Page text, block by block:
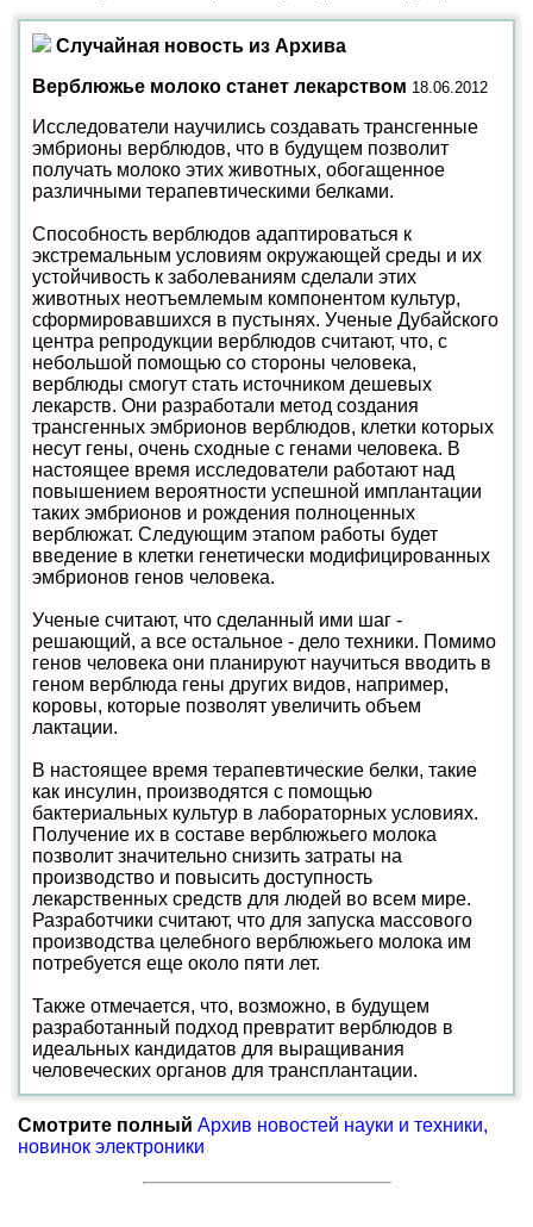
Случайная новость из Архива
Верблюжье молоко станет лекарством 18.06.2012
Исследователи научились создавать трансгенные
эмбрионы верблюдов, что в будущем позволит
получать молоко этих животных, обогащенное
различными терапевтическими белками.
Способность верблюдов адаптироваться к
экстремальным условиям окружающей среды и их
устойчивость к заболеваниям сделали этих
животных неотъемлемым компонентом культур,
сформировавшихся в пустынях. Ученые Дубайского
центра репродукции верблюдов считают, что, с
небольшой помощью со стороны человека,
верблюды смогут стать источником дешевых
лекарств. Они разработали метод создания
трансгенных эмбрионов верблюдов, клетки которых
несут гены, очень сходные с генами человека. В
настоящее время исследователи работают над
повышением вероятности успешной имплантации
таких эмбрионов и рождения полноценных
верблюжат. Следующим этапом работы будет
введение в клетки генетически модифицированных
эмбрионов генов человека.
Ученые считают, что сделанный ими шаг -
решающий, а все остальное - дело техники. Помимо
генов человека они планируют научиться вводить в
геном верблюда гены других видов, например,
коровы, которые позволят увеличить объем
лактации.
В настоящее время терапевтические белки, такие
как инсулин, производятся с помощью
бактериальных культур в лабораторных условиях.
Получение их в составе верблюжьего молока
позволит значительно снизить затраты на
производство и повысить доступность
лекарственных средств для людей во всем мире.
Разработчики считают, что для запуска массового
производства целебного верблюжьего молока им
потребуется еще около пяти лет.
Также отмечается, что, возможно, в будущем
разработанный подход превратит верблюдов в
идеальных кандидатов для выращивания
человеческих органов для трансплантации.
Смотрите полный Архив новостей науки и техники,
новинок электроники